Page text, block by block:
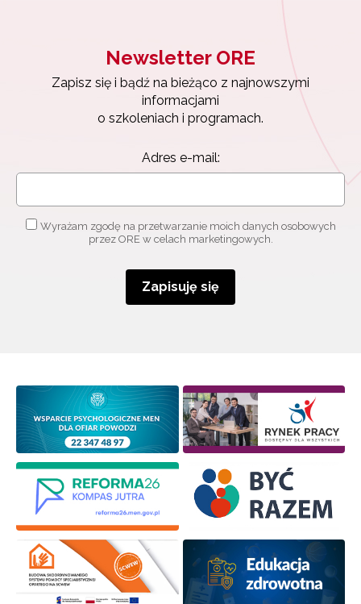
Newsletter ORE
Zapisz się i bądź na bieżąco z najnowszymi
informacjami
o szkoleniach i programach.
Adres e-mail:
Wyrażam zgodę na przetwarzanie moich danych osobowych
przez ORE w celach marketingowych.
Zapisuję się